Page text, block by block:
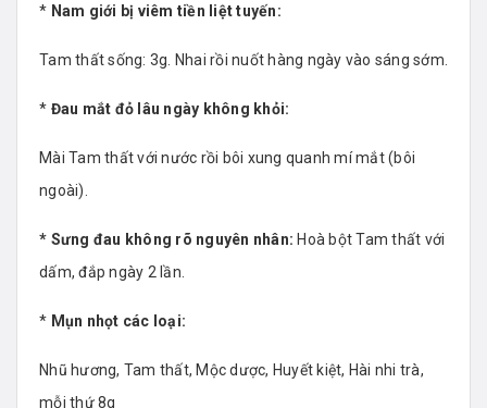
* Nam giới bị viêm tiền liệt tuyến:
Tam thất sống: 3g. Nhai rồi nuốt hàng ngày vào sáng sớm.
* Đau mắt đỏ lâu ngày không khỏi:
Mài Tam thất với nước rồi bôi xung quanh mí mắt (bôi
ngoài).
* Sưng đau không rõ nguyên nhân: Hoà bột Tam thất với
dấm, đắp ngày 2 lần.
* Mụn nhọt các loại:
Nhũ hương, Tam thất, Mộc dược, Huyết kiệt, Hài nhi trà,
mỗi thứ 8g